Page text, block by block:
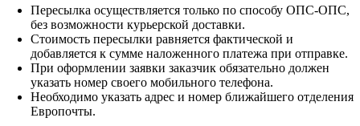
Пересылка осуществляется только по способу ОПС-ОПС,
без возможности курьерской доставки.
Стоимость пересылки равняется фактической и
добавляется к сумме наложенного платежа при отправке.
При оформлении заявки заказчик обязательно должен
указать номер своего мобильного телефона.
Необходимо указать адрес и номер ближайшего отделения
Европочты.